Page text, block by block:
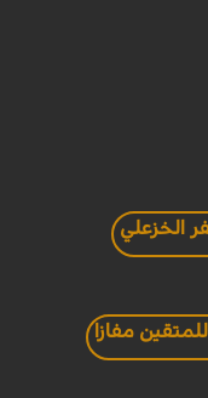
الخزعلي
مفازا